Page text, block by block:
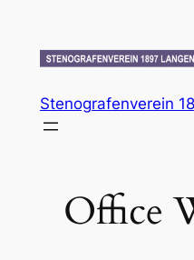
springen
Stenografenverein
Office